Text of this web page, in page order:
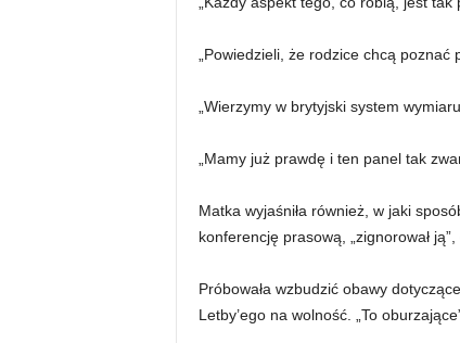
„Powiedzieli, że rodzice chcą
„Wierzymy w brytyjski system
„Mamy już prawdę i ten panel tak
Matka wyjaśniła również, w jaki
konferencję prasową, „zignorował
Próbowała wzbudzić obawy
Letby’ego na wolność. „To